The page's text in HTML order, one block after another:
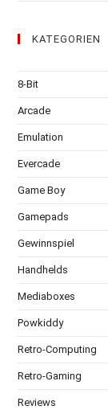
KATEGORIEN
8-Bit
Arcade
Emulation
Evercade
Game Boy
Gamepads
Gewinnspiel
Handhelds
Mediaboxes
Powkiddy
Retro-Computing
Retro-Gaming
Reviews